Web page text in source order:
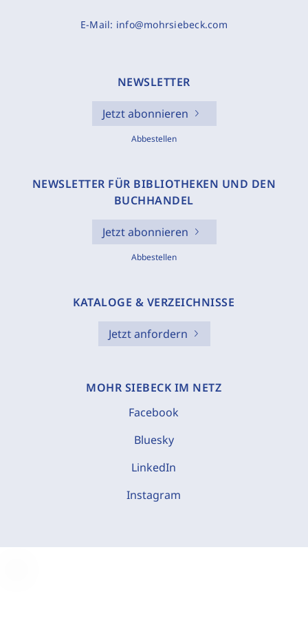
E-Mail: info@mohrsiebeck.com
NEWSLETTER
Jetzt abonnieren
Abbestellen
NEWSLETTER FÜR BIBLIOTHEKEN UND DEN
BUCHHANDEL
Jetzt abonnieren
Abbestellen
KATALOGE & VERZEICHNISSE
Jetzt anfordern
MOHR SIEBECK IM NETZ
Facebook
Bluesky
LinkedIn
Instagram